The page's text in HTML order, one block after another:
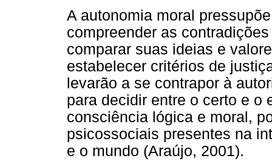
A autonomia moral
compreender as
comparar suas ideias e
estabelecer critérios de
levarão a se contrapor à
para decidir entre o certo e o
consciência lógica e moral,
psicossociais presentes na
e o mundo (Araújo, 2001).